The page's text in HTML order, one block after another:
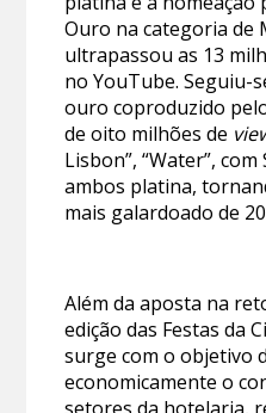
Ouro na categoria de
ultrapassou as 13
no YouTube. Seguiu-
ouro coproduzido
de oito milhões de
Lisbon”, “Water”, com
ambos platina,
mais galardoado de
Além da aposta na
edição das Festas da
surge com o objetivo
economicamente o